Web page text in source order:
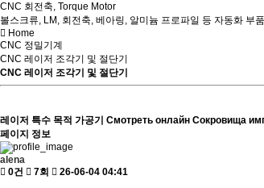
CNC 회전축, Torque Motor
볼스크류, LM, 회전축, 베아링, 알미늄 프로파일 등 자동화 부품
Home
CNC 정밀기계
CNC 레이저 조각기 및 절단기
CNC 레이저 조각기 및 절단기
레이저 특수 목적 가공기 Смотреть онлайн Сокровища
페이지 정보
alena
0건
7회 26-06-04 04:41